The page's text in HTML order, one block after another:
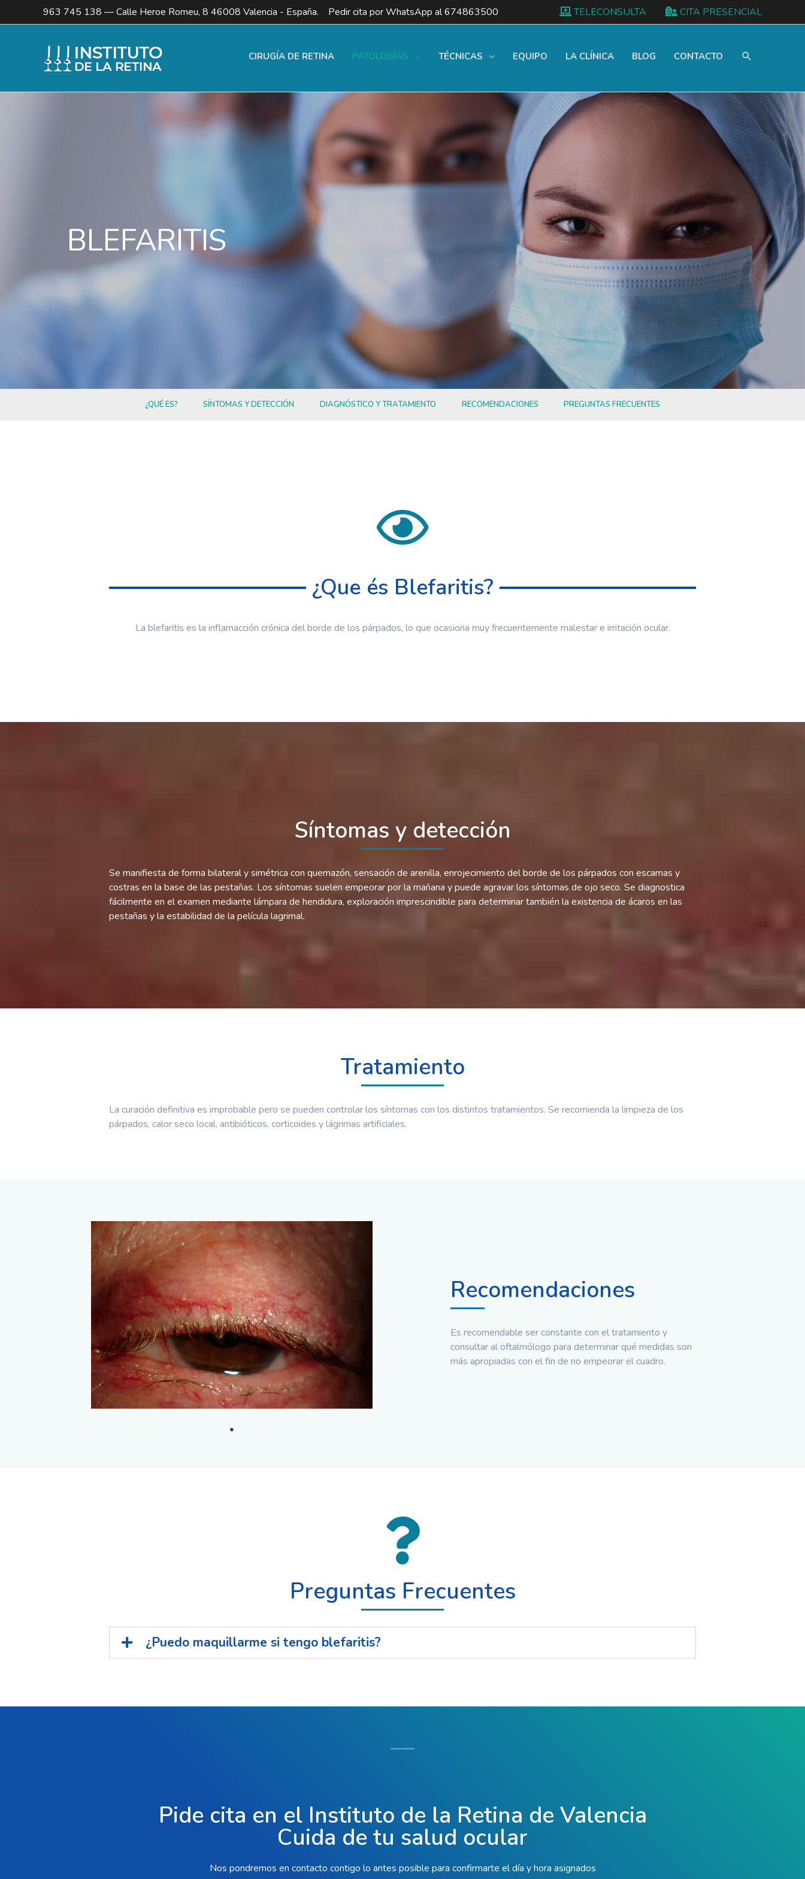
963 745 138 — Calle Heroe Romeu, 8 46008 Valencia - España. Pedir cita por WhatsApp al674863500 TELECONSULTA CITA PRESENCIAL
CIRUGÍA DE RETINA PATOLOGÍAS TÉCNICAS EQUIPO LA CLÍNICA BLOG CONTACTO
BLEFARITIS
¿QUÉ ES? SÍNTOMAS Y DETECCIÓN DIAGNÓSTICO Y TRATAMIENTO RECOMENDACIONES PREGUNTAS FRECUENTES
¿Que és Blefaritis?
La blefaritis es la inflamacción crónica del borde de los párpados, lo que ocasiona muy frecuentemente malestar e irritación ocular.
Síntomas y detección
Se manifiesta de forma bilateral y simétrica con quemazón, sensación de arenilla, enrojecimiento del borde de los párpados con escamas y
costras en la base de las pestañas. Los síntomas suelen empeorar por la mañana y puede agravar los síntomas de ojo seco. Se diagnostica
fácilmente en el examen mediante lámpara de hendidura, exploración imprescindible para determinar también la existencia de ácaros en las
pestañas y la estabilidad de la película lagrimal.
Tratamiento
La curación definitiva es improbable pero se pueden controlar los síntomas con los distintos tratamientos. Se recomienda la limpieza de los
párpados, calor seco local, antibióticos, corticoides y lágrimas artificiales.
Recomendaciones
Es recomendable ser constante con el tratamiento y
consultar al oftalmólogo para determinar qué medidas son
más apropiadas con el fin de no empeorar el cuadro.
Preguntas Frecuentes
¿Puedo maquillarme si tengo blefaritis?
Pide cita en el Instituto de la Retina de Valencia
Cuida de tu salud ocular
Nos pondremos en contacto contigo lo antes posible para confirmarte el día y hora asignados